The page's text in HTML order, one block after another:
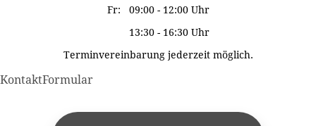
Fr: 09:00 - 12:00 Uhr
13:30 - 16:30 Uhr
Terminvereinbarung jederzeit möglich.
KontaktFormular